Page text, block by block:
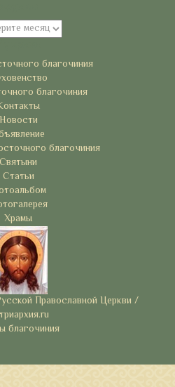
благочиния
благочиния
Новости
благочиния
Святыни
Статьи
Храмы
благочиния